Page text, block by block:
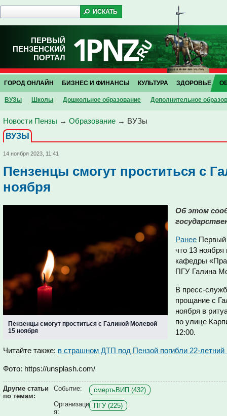
ПЕРВЫЙ
ПЕНЗЕНСКИЙ
ПОРТАЛ
ГОРОД ОНЛАЙН БИЗНЕС И ФИНАНСЫ КУЛЬТУРА ЗДОРОВЬЕ
ВУЗы Школы Дошкольное образование Дополнительное
Новости Пензы → Образование → ВУЗы
ВУЗЫ
14 ноября 2023, 11:41
Пензенцы смогут проститься с
ноября
Пензенцы смогут проститься с Галиной Молевой
15 ноября
Об этом
Ранее Первый
что 13 ноября
кафедры
ПГУ Галина
В пресс-
прощание с
ноября в
по улице
12:00.
Читайте также: в страшном ДТП под Пензой погибли 22-
Фото: https://unsplash.com/
Другие статьи
по темам:
Событие:
смертьВИП (432)
Организаци
я:
ПГУ (225)